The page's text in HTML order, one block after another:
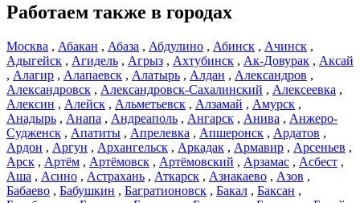
Работаем также в городах
Москва , Абакан , Абаза , Абдулино , Абинск , Ачинск ,
Адыгейск , Агидель , Агрыз , Ахтубинск , Ак-Довурак , Аксай
, Алагир , Алапаевск , Алатырь , Алдан , Александров ,
Александровск , Александровск-Сахалинский , Алексеевка ,
Алексин , Алейск , Альметьевск , Алзамай , Амурск ,
Анадырь , Анапа , Андреаполь , Ангарск , Анива , Анжеро-
Судженск , Апатиты , Апрелевка , Апшеронск , Ардатов ,
Ардон , Аргун , Архангельск , Аркадак , Армавир , Арсеньев ,
Арск , Артём , Артёмовск , Артёмовский , Арзамас , Асбест ,
Аша , Асино , Астрахань , Аткарск , Азнакаево , Азов ,
Бабаево , Бабушкин , Багратионовск , Бакал , Баксан ,